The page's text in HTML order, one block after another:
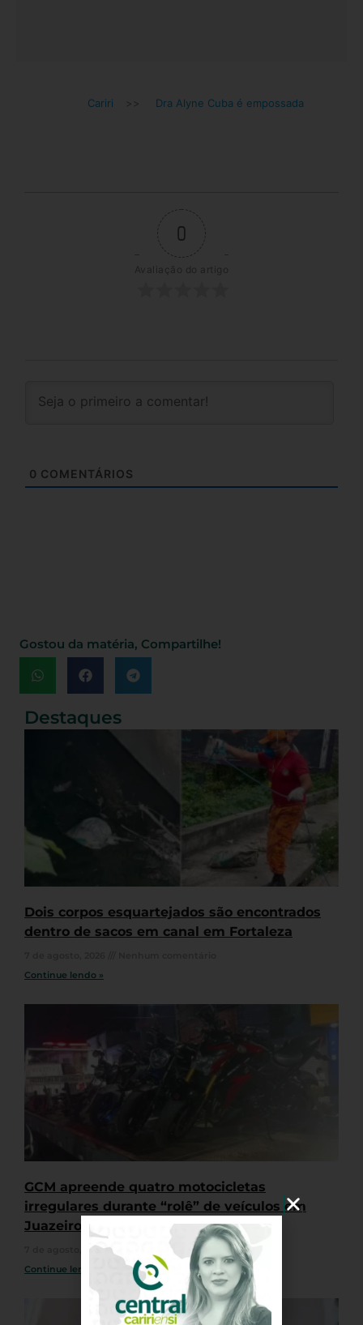
Cariri >> Dra Alyne Cuba é empossada
0
Avaliação do artigo
0 COMENTÁRIOS
Gostou da matéria, Compartilhe!
Destaques
Dois corpos esquartejados são encontrados
dentro de sacos em canal em Fortaleza
Continue lendo »
GCM apreende quatro motocicletas
irregulares durante “rolê” de veículos em
Juazeiro do Norte
7 de agosto, 2026
Nenhum comentário
Continue lendo »